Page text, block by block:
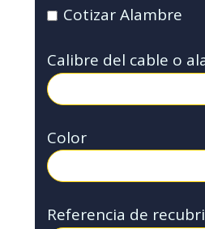
Cotizar Alambre
Calibre del cable o
Color
Referencia de